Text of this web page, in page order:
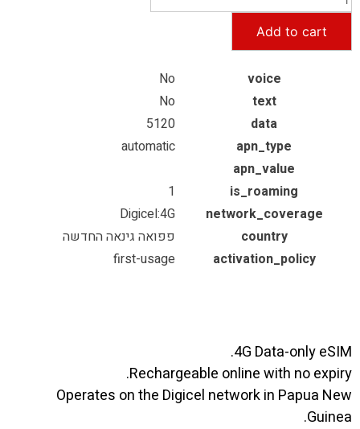
Add to cart
voice
No
text
No
data
5120
apn_type
automatic
apn_value
is_roaming
1
network_coverage
Digicel:4G
country
פפואה גינאה החדשה
activation_policy
first-usage
4G Data-only eSIM.
Rechargeable online with no expiry.
Operates on the Digicel network in Papua New
Guinea.